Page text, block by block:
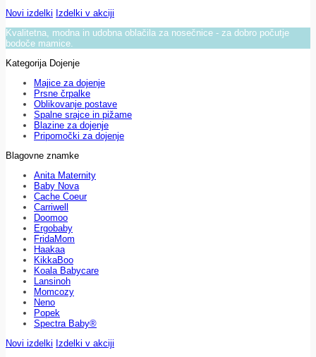
Novi izdelki Izdelki v akciji
Kvalitetna, modna in udobna oblačila za nosečnice - za dobro počutje
bodoče mamice.
Kategorija Dojenje
Majice za dojenje
Prsne črpalke
Oblikovanje postave
Spalne srajce in pižame
Blazine za dojenje
Pripomočki za dojenje
Blagovne znamke
Anita Maternity
Baby Nova
Cache Coeur
Carriwell
Doomoo
Ergobaby
FridaMom
Haakaa
KikkaBoo
Koala Babycare
Lansinoh
Momcozy
Neno
Popek
Spectra Baby®
Novi izdelki Izdelki v akciji